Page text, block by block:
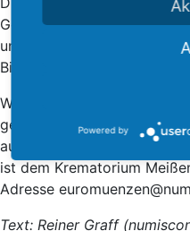
Gewicht ist leider nicht
unbemalt und besteht aus
Biskuitpozellan der
Wer kann Hinweise zum
geben oder wer hat sie
auch noch so kleinen
ist dem Krematorium
Adresse
Text: Reiner Graff
Powered by